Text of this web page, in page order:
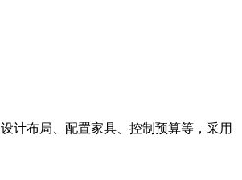
计布局、配置家具、控制预算等，采用